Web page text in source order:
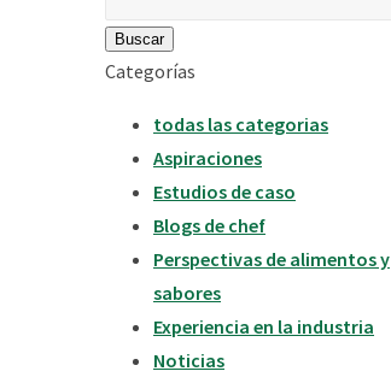
Categorías
todas las categorias
Aspiraciones
Estudios de caso
Blogs de chef
Perspectivas de alimentos y
sabores
Experiencia en la industria
Noticias